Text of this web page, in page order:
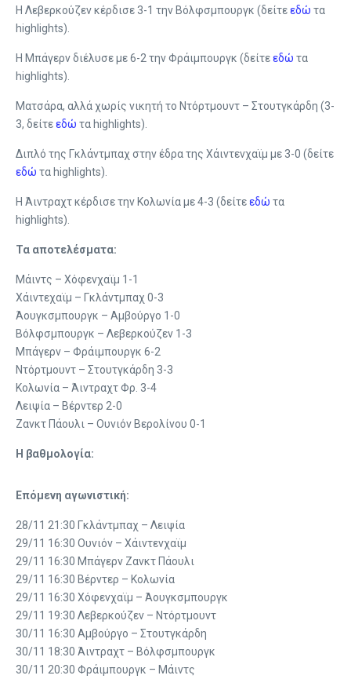
Η Λεβερκούζεν κέρδισε 3-1 την Βόλφσμπουργκ (δείτεεδώ τα
highlights).
Η Μπάγερν διέλυσε με 6-2 την Φράιμπουργκ (δείτεεδώ τα
highlights).
Ματσάρα, αλλά χωρίς νικητή το Ντόρτμουντ – Στουτγκάρδη (3-
3, δείτεεδώ τα highlights).
Διπλό της Γκλάντμπαχ στην έδρα της Χάιντενχαϊμ με 3-0 (δείτε
εδώ τα highlights).
Η Άιντραχτ κέρδισε την Κολωνία με 4-3 (δείτεεδώ τα
highlights).
Τα αποτελέσματα:
Μάιντς – Χόφενχαϊμ 1-1
Χάιντεχαϊμ – Γκλάντμπαχ 0-3
Άουγκσμπουργκ – Αμβούργο 1-0
Βόλφσμπουργκ – Λεβερκούζεν 1-3
Μπάγερν – Φράιμπουργκ 6-2
Ντόρτμουντ – Στουτγκάρδη 3-3
Κολωνία – Άιντραχτ Φρ. 3-4
Λειψία – Βέρντερ 2-0
Ζανκτ Πάουλι – Ουνιόν Βερολίνου 0-1
Η βαθμολογία:
Επόμενη αγωνιστική:
28/11 21:30 Γκλάντμπαχ – Λειψία
29/11 16:30 Ουνιόν – Χάιντενχαϊμ
29/11 16:30 Μπάγερν Ζανκτ Πάουλι
29/11 16:30 Βέρντερ – Κολωνία
29/11 16:30 Χόφενχαϊμ – Άουγκσμπουργκ
29/11 19:30 Λεβερκούζεν – Ντόρτμουντ
30/11 16:30 Αμβούργο – Στουτγκάρδη
30/11 18:30 Άιντραχτ – Βόλφσμπουργκ
30/11 20:30 Φράιμπουργκ – Μάιντς